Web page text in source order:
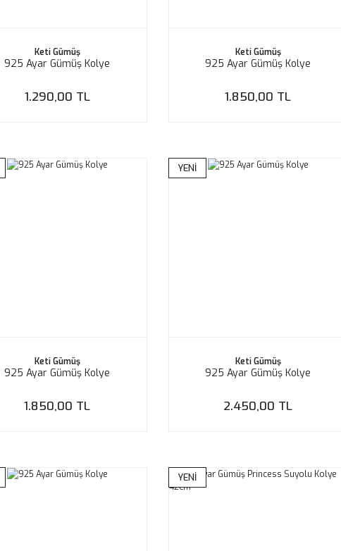
Keti Gümüş
925 Ayar Gümüş Kolye
1.290,00 TL
Keti Gümüş
925 Ayar Gümüş Kolye
1.850,00 TL
Keti Gümüş
925 Ayar Gümüş Kolye
1.850,00 TL
YENİ
Keti Gümüş
925 Ayar Gümüş Kolye
2.450,00 TL
YENİ